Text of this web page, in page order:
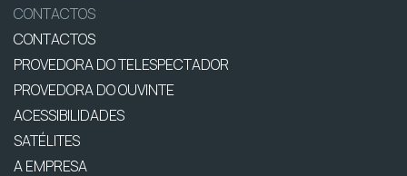
CONTACTOS
CONTACTOS
PROVEDORA DO TELESPECTADOR
PROVEDORA DO OUVINTE
ACESSIBILIDADES
SATÉLITES
A EMPRESA